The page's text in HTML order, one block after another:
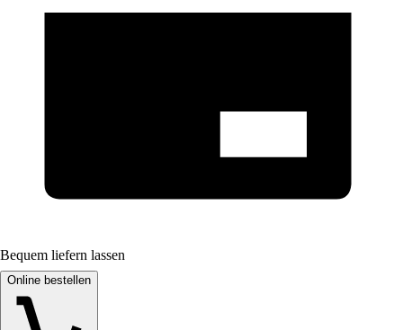
Bequem liefern lassen
Online bestellen